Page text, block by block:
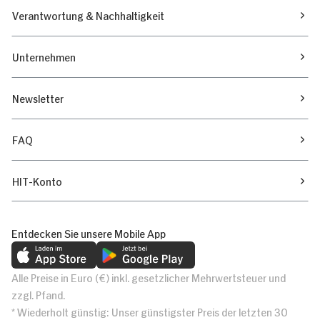
Verantwortung & Nachhaltigkeit
Unternehmen
Newsletter
FAQ
HIT-Konto
Entdecken Sie unsere Mobile App
Alle Preise in Euro (€) inkl. gesetzlicher Mehrwertsteuer und
zzgl. Pfand.
* Wiederholt günstig: Unser günstigster Preis der letzten 30